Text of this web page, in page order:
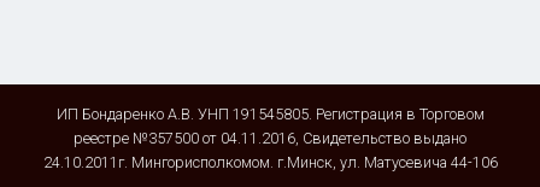
ИП Бондаренко А.В. УНП 191545805. Регистрация в Торговом
реестре №357500 от 04.11.2016, Свидетельство выдано
24.10.2011г. Мингорисполкомом. г.Минск, ул. Матусевича 44-106